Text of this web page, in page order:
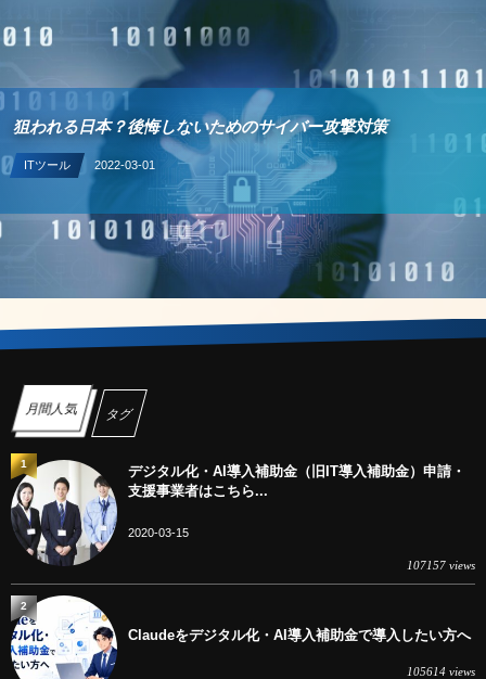
狙われる日本？後悔しないためのサイバー攻撃対策
ITツール 2022-03-01
月間人気 タグ
デジタル化・AI導入補助金（旧IT導入補助金）申請・
支援事業者はこちら...
2020-03-15
107157 views
1
Claudeをデジタル化・AI導入補助金で導入したい方へ
105614 views
2